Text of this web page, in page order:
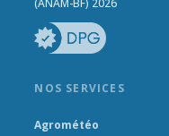
(ANAM-BF) 2026
NOS SERVICES
Agrométéo